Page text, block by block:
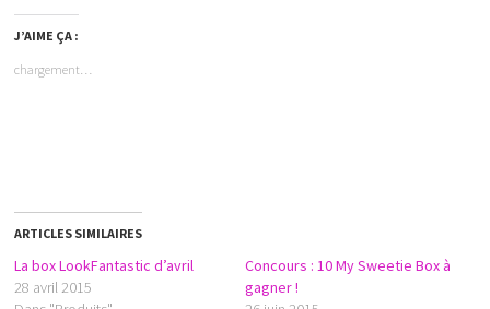
J’AIME ÇA :
chargement…
ARTICLES SIMILAIRES
La box LookFantastic d’avril
28 avril 2015
Concours : 10 My Sweetie Box à
gagner !